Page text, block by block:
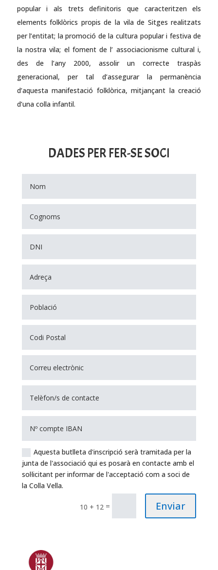
popular i als trets definitoris que caracteritzen els
elements folklòrics propis de la vila de Sitges realitzats
per l’entitat; la promoció de la cultura popular i festiva de
la nostra vila; el foment de l’ associacionisme cultural i,
des de l’any 2000, assolir un correcte traspàs
generacional, per tal d’assegurar la permanència
d’aquesta manifestació folklòrica, mitjançant la creació
d’una colla infantil.
DADES PER FER-SE SOCI
Aquesta butlleta d'inscripció serà tramitada per la
junta de l'associació qui es posarà en contacte amb el
sol·licitant per informar de l'acceptació com a soci de
la Colla Vella.
10 + 12 = Enviar